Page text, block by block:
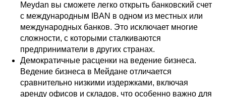
Meydan вы сможете легко открыть банковский счет
с международным IBAN в одном из местных или
международных банков. Это исключает многие
сложности, с которыми сталкиваются
предприниматели в других странах.
Демократичные расценки на ведение бизнеса.
Ведение бизнеса в Мейдане отличается
сравнительно низкими издержками, включая
аренду офисов и складов, что особенно важно для